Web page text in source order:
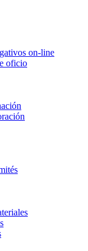
on-line
oficio